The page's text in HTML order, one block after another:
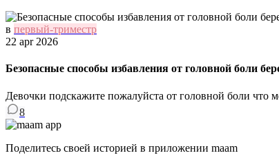
в первый-триместр
22 apr 2026
Безопасные способы избавления от головной боли
Девочки подскажите пожалуйста от головной боли
8
Поделитесь своей историей в приложении maam